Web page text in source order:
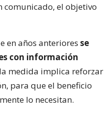
comunicado, el objetivo
en años anteriores se
con información
medida implica reforzar
para que el beneficio
lo necesitan.